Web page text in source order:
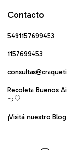
Contacto
5491157699453
1157699453
Recoleta Buenos
っ♡
¡Visitá nuestro